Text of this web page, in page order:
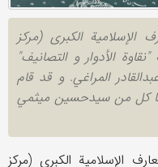
الإسلامیة الکبری (مرکز
"نقاوة الأدوار و التصانیف"
المراغي. و قد قام
کل من سیدحسین میثمي
الإسلامیة الکبری (مرکز